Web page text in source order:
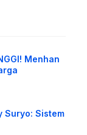
Menhan
Suryo: Sistem